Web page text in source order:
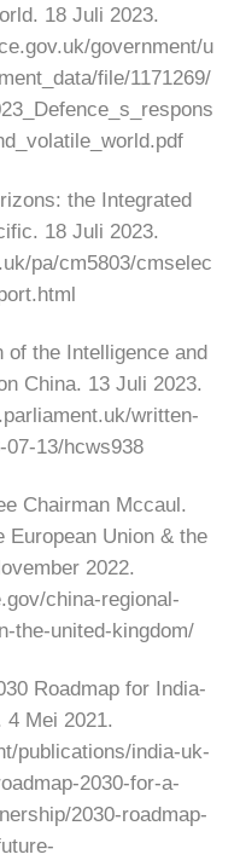
18 Juli 2023.
government/u
file/1171269/
the Integrated
18 Juli 2023.
pa/cm5803/cmselec
of the Intelligence and
China. 13 Juli 2023.
written-
13/hcws938
Chairman Mccaul.
European Union & the
2022.
china-regional-
the-united-kingdom/
Roadmap for India-
4 Mei 2021.
publications/india-uk-
2030-for-a-
2030-roadmap-